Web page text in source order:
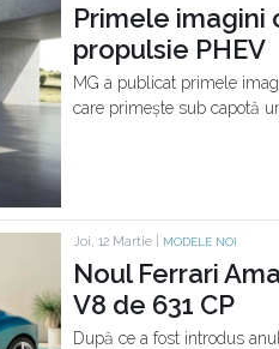
Primele imagini
propulsie PHEV
MG a publicat primele
care primește sub capotă
Joi, 12 Martie | MODELE NOI
Noul Ferrari
V8 de 631 CP
După ce a fost introdus